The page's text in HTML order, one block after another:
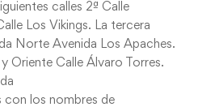
calles 2ª Calle
Los Vikings. La tercera
Norte Avenida Los Apaches.
y Oriente Calle Álvaro Torres.
con los nombres de